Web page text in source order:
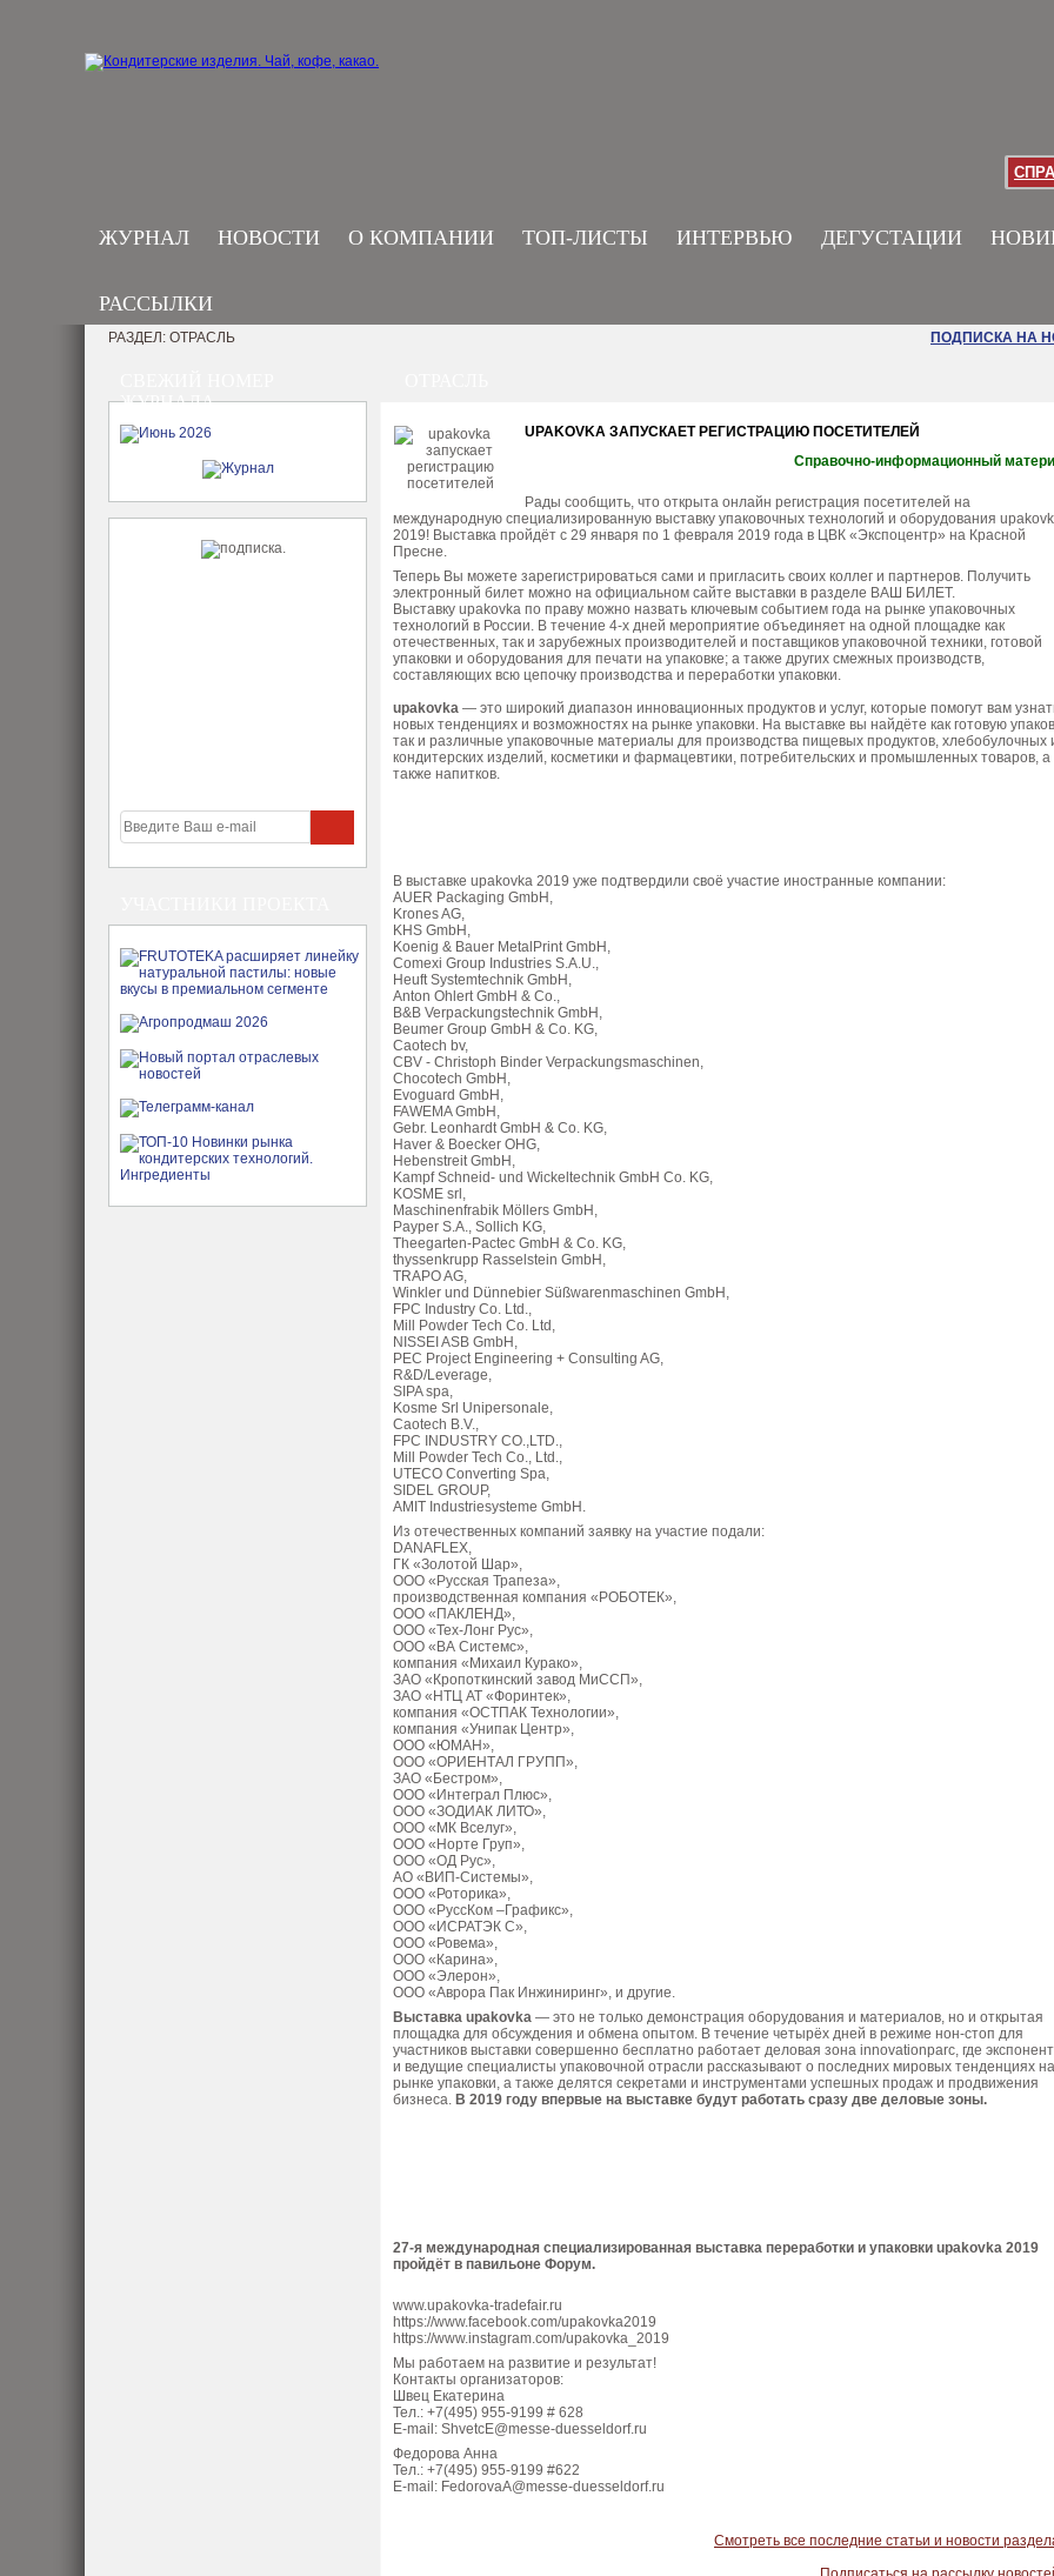
ЖУРНАЛ НОВОСТИ О КОМПАНИИ ТОП-ЛИСТЫ ИНТЕРВЬЮ ДЕГУСТАЦИИ
РАССЫЛКИ
ЖУРНАЛА
РАЗДЕЛ: ОТРАСЛЬ ПОДПИСКА НА
UPAKOVKA ЗАПУСКАЕТ РЕГИСТРАЦИЮ ПОСЕТИТЕЛЕЙ
Справочно-информационный
Рады сообщить, что открыта онлайн регистрация посетителей на
международную специализированную выставку упаковочных технологий и оборудования
2019! Выставка пройдёт с 29 января по 1 февраля 2019 года в ЦВК «Экспоцентр» на Красной
Пресне.
Теперь Вы можете зарегистрироваться сами и пригласить своих коллег и партнеров. Получить
электронный билет можно на официальном сайте выставки в разделе ВАШ БИЛЕТ.
Выставку upakovka по праву можно назвать ключевым событием года на рынке упаковочных
технологий в России. В течение 4-х дней мероприятие объединяет на одной площадке как
отечественных, так и зарубежных производителей и поставщиков упаковочной техники, готовой
упаковки и оборудования для печати на упаковке; а также других смежных производств,
составляющих всю цепочку производства и переработки упаковки.
upakovka — это широкий диапазон инновационных продуктов и услуг, которые помогут вам
новых тенденциях и возможностях на рынке упаковки. На выставке вы найдёте как готовую
так и различные упаковочные материалы для производства пищевых продуктов, хлебобулочных
кондитерских изделий, косметики и фармацевтики, потребительских и промышленных товаров, а
также напитков.
В выставке upakovka 2019 уже подтвердили своё участие иностранные компании:
AUER Packaging GmbH,
Krones AG,
KHS GmbH,
Koenig & Bauer MetalPrint GmbH,
Comexi Group Industries S.A.U.,
Heuft Systemtechnik GmbH,
Anton Ohlert GmbH & Co.,
B&B Verpackungstechnik GmbH,
Beumer Group GmbH & Co. KG,
Caotech bv,
CBV - Christoph Binder Verpackungsmaschinen,
Chocotech GmbH,
Evoguard GmbH,
FAWEMA GmbH,
Gebr. Leonhardt GmbH & Co. KG,
Haver & Boecker OHG,
Hebenstreit GmbH,
Kampf Schneid- und Wickeltechnik GmbH Co. KG,
KOSME srl,
Maschinenfrabik Möllers GmbH,
Payper S.A., Sollich KG,
Theegarten-Pactec GmbH & Co. KG,
thyssenkrupp Rasselstein GmbH,
TRAPO AG,
Winkler und Dünnebier Süßwarenmaschinen GmbH,
FPC Industry Co. Ltd.,
Mill Powder Tech Co. Ltd,
NISSEI ASB GmbH,
PEC Project Engineering + Consulting AG,
R&D/Leverage,
SIPA spa,
Kosme Srl Unipersonale,
Caotech B.V.,
FPC INDUSTRY CO.,LTD.,
Mill Powder Tech Co., Ltd.,
UTECO Converting Spa,
SIDEL GROUP,
AMIT Industriesysteme GmbH.
Из отечественных компаний заявку на участие подали:
DANAFLEX,
ГК «Золотой Шар»,
ООО «Русская Трапеза»,
производственная компания «РОБОТЕК»,
ООО «ПАКЛЕНД»,
ООО «Тех-Лонг Рус»,
ООО «ВА Системс»,
компания «Михаил Курако»,
ЗАО «Кропоткинский завод МиССП»,
ЗАО «НТЦ АТ «Форинтек»,
компания «ОСТПАК Технологии»,
компания «Унипак Центр»,
ООО «ЮМАН»,
ООО «ОРИЕНТАЛ ГРУПП»,
ЗАО «Бестром»,
ООО «Интеграл Плюс»,
ООО «ЗОДИАК ЛИТО»,
OOO «МК Вселуг»,
ООО «Норте Груп»,
ООО «ОД Рус»,
АО «ВИП-Системы»,
ООО «Роторика»,
ООО «РуссКом –Графикс»,
ООО «ИСРАТЭК С»,
ООО «Ровема»,
ООО «Карина»,
ООО «Элерон»,
ООО «Аврора Пак Инжиниринг», и другие.
Выставка upakovka — это не только демонстрация оборудования и материалов, но и открытая
площадка для обсуждения и обмена опытом. В течение четырёх дней в режиме нон-стоп для
участников выставки совершенно бесплатно работает деловая зона innovationparc, где
и ведущие специалисты упаковочной отрасли рассказывают о последних мировых тенденциях на
рынке упаковки, а также делятся секретами и инструментами успешных продаж и продвижения
бизнеса. В 2019 году впервые на выставке будут работать сразу две деловые зоны.
27-я международная специализированная выставка переработки и упаковки upakovka 2019
пройдёт в павильоне Форум.
www.upakovka-tradefair.ru
https://www.facebook.com/upakovka2019
https://www.instagram.com/upakovka_2019
Мы работаем на развитие и результат!
Контакты организаторов:
Швец Екатерина
Тел.: +7(495) 955-9199 # 628
E-mail: ShvetcE@messe-duesseldorf.ru
Федорова Анна
Тел.: +7(495) 955-9199 #622
E-mail: FedorovaA@messe-duesseldorf.ru
Смотреть все последние статьи и новости